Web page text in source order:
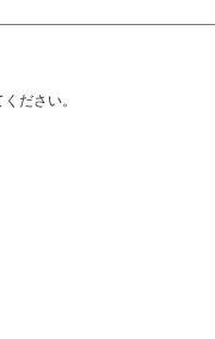
ださい。